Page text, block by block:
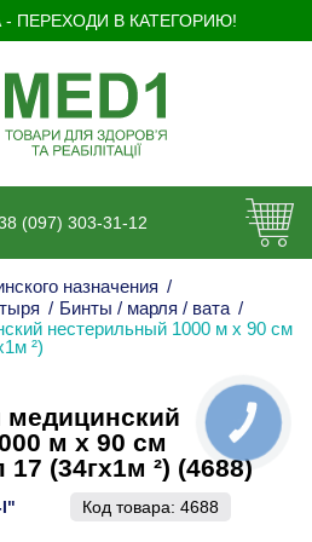
ПЕРЕХОДИ В КАТЕГОРИЮ!
(097) 303-31-12
назначения /
/ Бинты / марля / вата /
нестерильный 1000 м х 90 см
²)
м х 90 см
(34гх1м ²) (4688)
Код товара: 4688
КНОПКА
ЗВ'ЯЗКУ